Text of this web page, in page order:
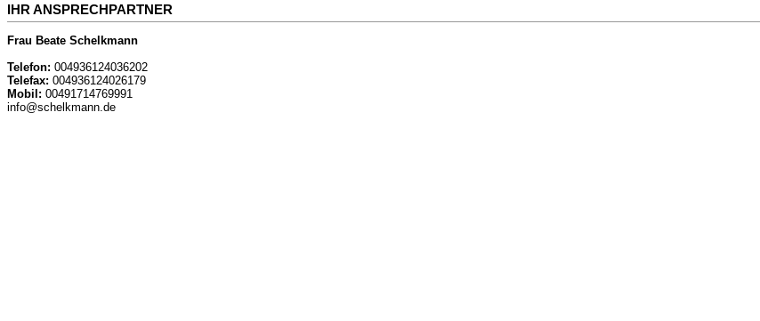
IHR ANSPRECHPARTNER
Frau Beate Schelkmann
Telefon: 004936124036202
Telefax: 004936124026179
Mobil: 00491714769991
info@schelkmann.de